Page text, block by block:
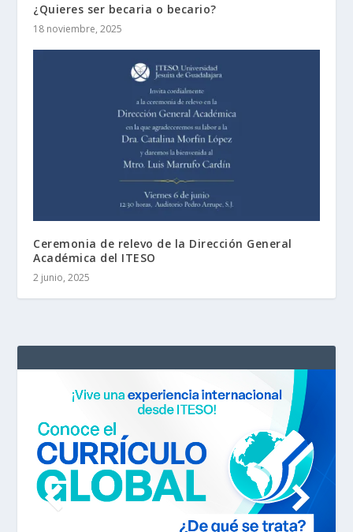
¿Quieres ser becaria o becario?
18 noviembre, 2025
Ceremonia de relevo de la Dirección General
Académica del ITESO
2 junio, 2025